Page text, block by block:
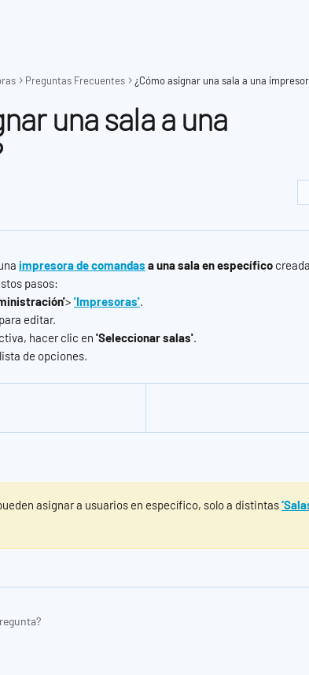
Preguntas Frecuentes ¿Cómo asignar una sala a una
una sala a una
impresora de comandas a una sala en específico
pasos:
> 'Impresoras'.
editar.
hacer clic en 'Seleccionar salas'.
de opciones.
asignar a usuarios en específico, solo a distintas